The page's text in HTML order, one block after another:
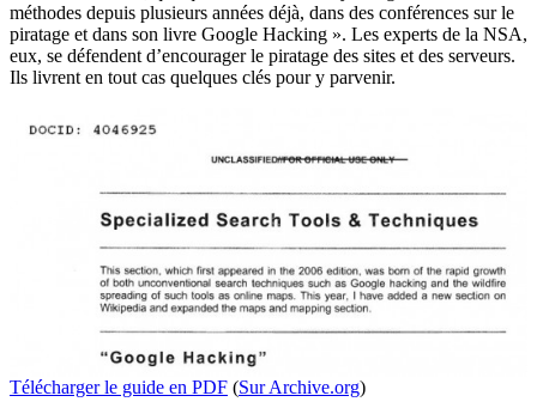
méthodes depuis plusieurs années déjà, dans des conférences sur le
piratage et dans son livre Google Hacking ». Les experts de la NSA,
eux, se défendent d’encourager le piratage des sites et des serveurs.
Ils livrent en tout cas quelques clés pour y parvenir.
Télécharger le guide en PDF (Sur Archive.org)